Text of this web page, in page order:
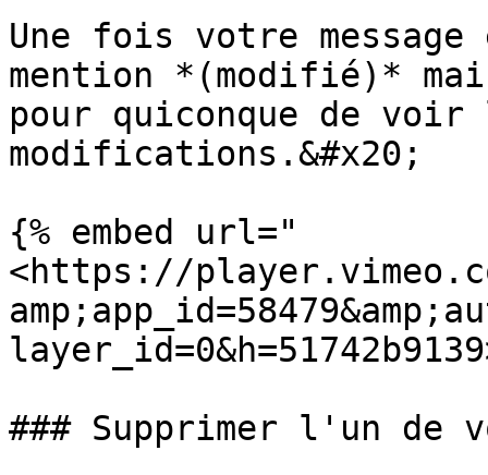
Une fois votre
mention *(modifié)*
pour quiconque de
modifications.&#x20;
{% embed url="
<https://
### Supprimer l'un de